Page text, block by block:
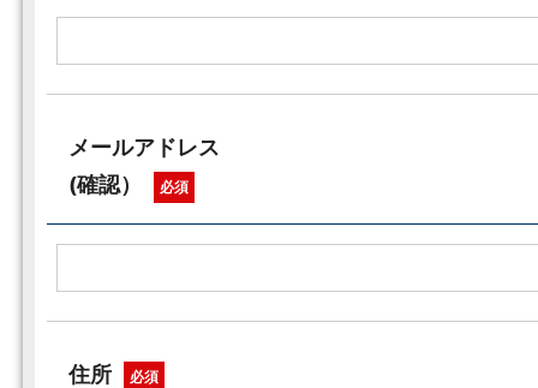
メールアドレス
(確認）
必須
住所 必須